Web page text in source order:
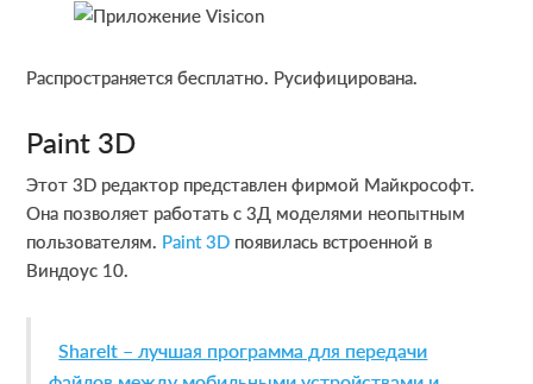
Распространяется бесплатно. Русифицирована.
Paint 3D
Этот 3D редактор представлен фирмой Майкрософт.
Она позволяет работать с 3Д моделями неопытным
пользователям. Paint 3D появилась встроенной в
Виндоус 10.
ShareIt – лучшая программа для передачи